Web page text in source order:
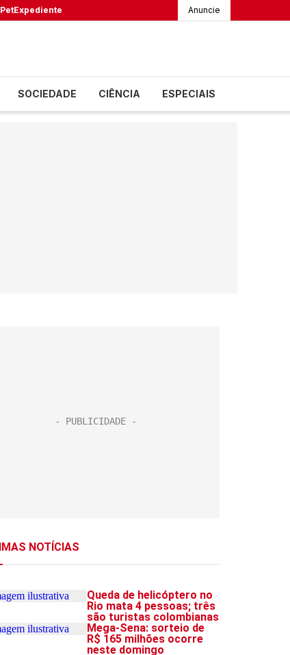
PetExpediente Anuncie
SOCIEDADE CIÊNCIA ESPECIAIS